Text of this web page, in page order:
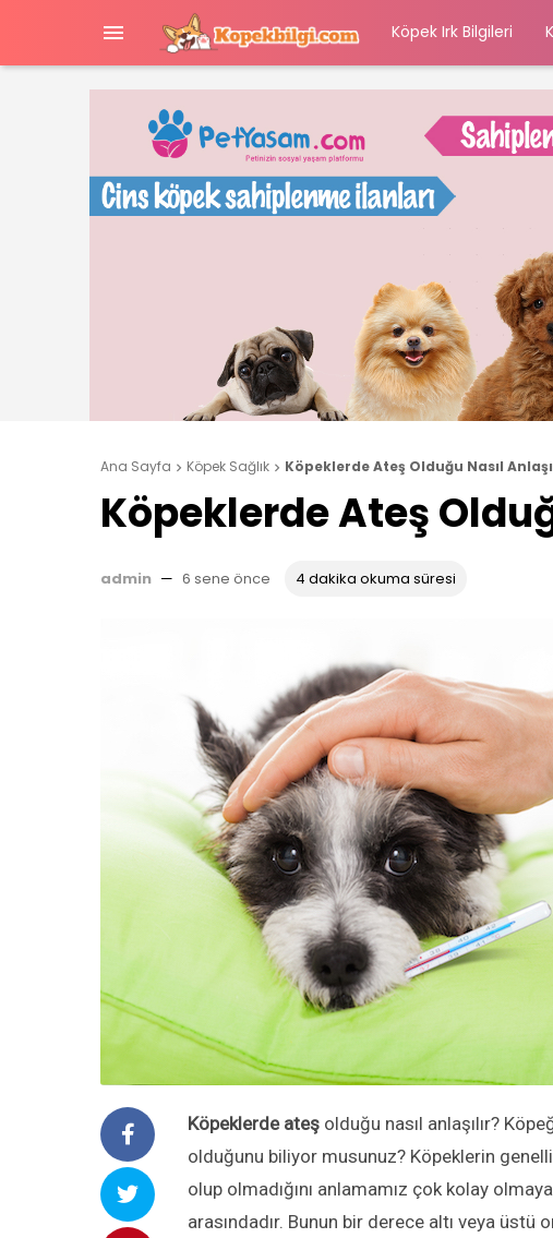
 Köpek Irk Bilgileri
Ana Sayfa  Köpek Sağlık  Köpeklerde Ateş Olduğu Nasıl
Köpeklerde Ateş
admin — 6 sene önce 4 dakika okuma süresi
Köpeklerde ateş olduğu nasıl anlaşılır?
olduğunu biliyor musunuz? Köpeklerin
olup olmadığını anlamamız çok kolay
arasındadır. Bunun bir derece altı veya üstü